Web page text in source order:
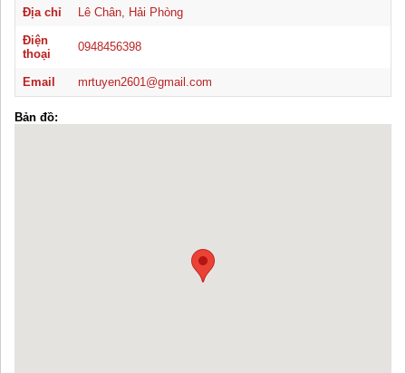
Địa chỉ Lê Chân, Hải Phòng
Điện
thoại
0948456398
Email mrtuyen2601@gmail.com
Bản đồ: